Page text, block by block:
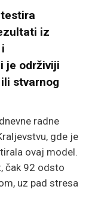
iz
i
je održiviji
stvarnog
radne
, gde je
ovaj model.
čak 92 odsto
uz pad stresa